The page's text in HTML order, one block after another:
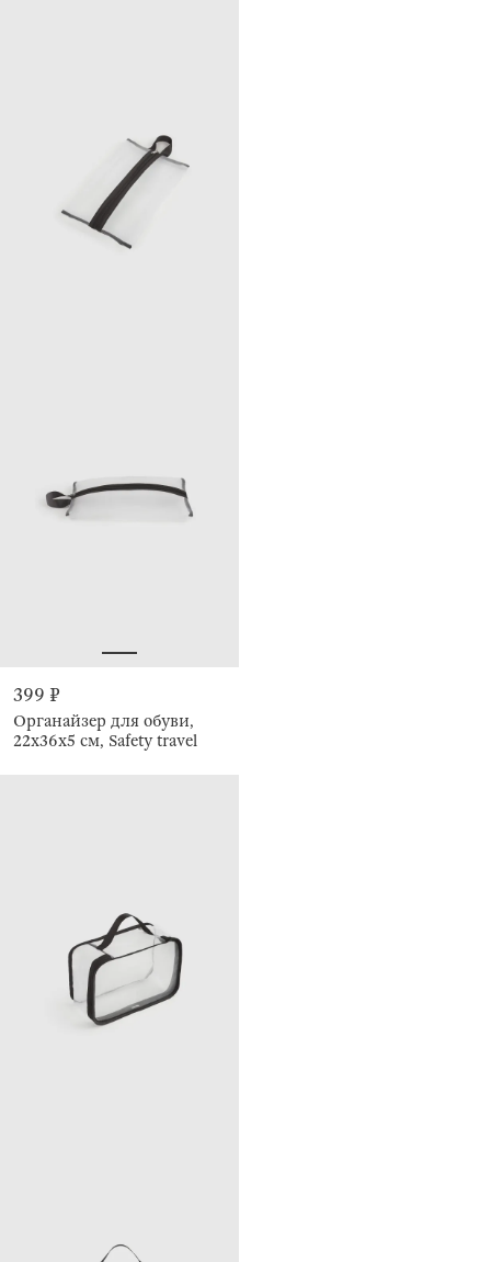
399 ₽
Органайзер для обуви,
22x36x5 см, Safety travel